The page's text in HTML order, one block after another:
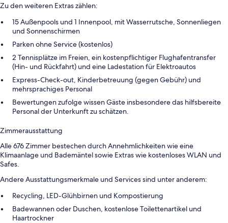
Zu den weiteren Extras zählen:
15 Außenpools und 1 Innenpool, mit Wasserrutsche, Sonnenliegen
und Sonnenschirmen
Parken ohne Service (kostenlos)
2 Tennisplätze im Freien, ein kostenpflichtiger Flughafentransfer
(Hin- und Rückfahrt) und eine Ladestation für Elektroautos
Express-Check-out, Kinderbetreuung (gegen Gebühr) und
mehrsprachiges Personal
Bewertungen zufolge wissen Gäste insbesondere das hilfsbereite
Personal der Unterkunft zu schätzen.
Zimmerausstattung
Alle 676 Zimmer bestechen durch Annehmlichkeiten wie eine
Klimaanlage und Bademäntel sowie Extras wie kostenloses WLAN und
Safes.
Andere Ausstattungsmerkmale und Services sind unter anderem:
Recycling, LED-Glühbirnen und Kompostierung
Badewannen oder Duschen, kostenlose Toilettenartikel und
Haartrockner